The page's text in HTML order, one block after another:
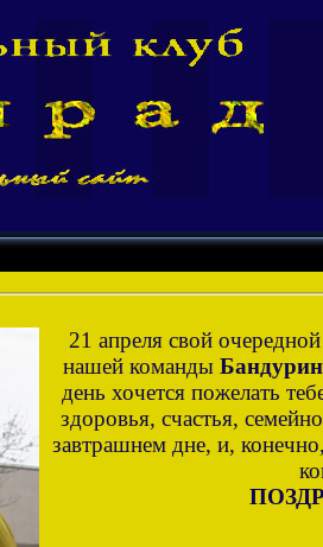
21 апреля свой
нашей команды
день хочется пожелать
здоровья, счастья,
завтрашнем дне, и,